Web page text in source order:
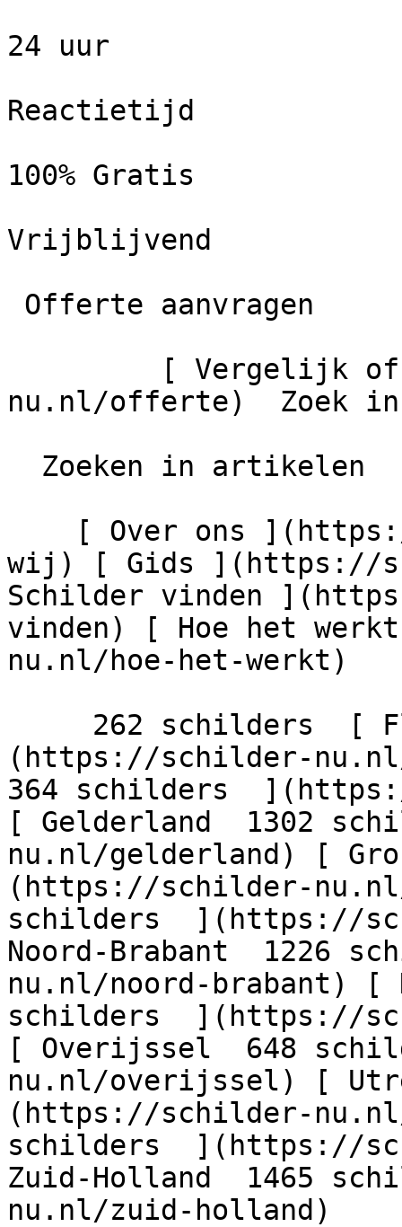
24 uur
Reactietijd
100% Gratis
Vrijblijvend
nu.nl/offerte)  Zoek
wij) [ Gids ](https://
Schilder vinden
vinden) [ Hoe het
nu.nl/hoe-het-werkt)
(https://schilder-
364 schilders
[ Gelderland  1302
nu.nl/gelderland) [
(https://schilder-
schilders  ](https://
Noord-Brabant  1226
nu.nl/noord-brabant) [
schilders  ](https://
[ Overijssel  648
nu.nl/overijssel) [
(https://schilder-
schilders  ](https://
Zuid-Holland  1465
nu.nl/zuid-holland)